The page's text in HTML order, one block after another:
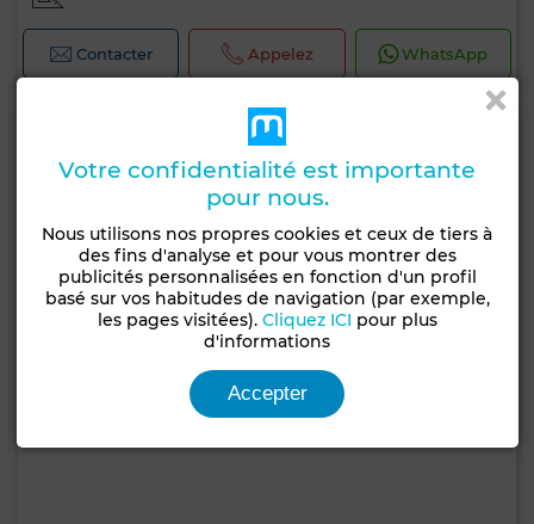
Contacter Appelez WhatsApp
Votre confidentialité est importante
pour nous.
Nous utilisons nos propres cookies et ceux de tiers à
des fins d'analyse et pour vous montrer des
publicités personnalisées en fonction d'un profil
basé sur vos habitudes de navigation (par exemple,
les pages visitées). Cliquez ICI pour plus
d'informations
Accepter